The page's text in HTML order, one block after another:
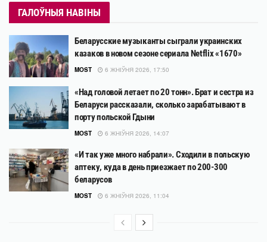
ГАЛОЎНЫЯ НАВІНЫ
Беларусские музыканты сыграли украинских
казаков в новом сезоне сериала Netflix «1670»
MOST 6 ЖНІЎНЯ 2026, 17:50
«Над головой летает по 20 тонн». Брат и сестра из
Беларуси рассказали, сколько зарабатывают в
порту польской Гдыни
MOST 6 ЖНІЎНЯ 2026, 14:07
«И так уже много набрали». Сходили в польскую
аптеку, куда в день приезжает по 200-300
беларусов
MOST 6 ЖНІЎНЯ 2026, 11:04